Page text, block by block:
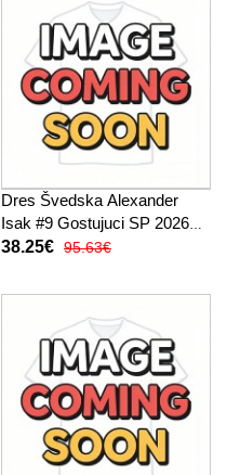
Dres Švedska Alexander
Isak #9 Gostujuci SP 2026
Kratak Rukav
38.25€ 95.63€